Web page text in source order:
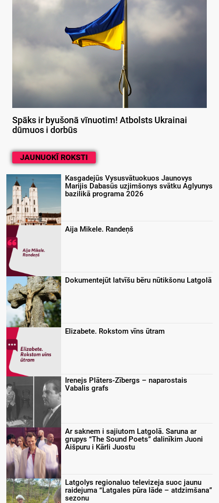
Spāks ir byušonā vīnuotim! Atbolsts Ukrainai
dūmuos i dorbūs
JAUNUOKĪ ROKSTI
Kasgadejūs Vysusvātuokuos Jaunovys
Marijis Dabasūs uzjimšonys svātku Aglyunys
bazilikā programa 2026
Aija Mikele. Randeņš
Dokumentejūt latvīšu bēru nūtikšonu Latgolā
Elizabete. Rokstom vīns ūtram
Irenejs Plāters-Zībergs – naparostais
Vabalis grafs
Ar saknem i sajiutom Latgolā. Saruna ar
grupys “The Sound Poets” dalinīkim Juoni
Aišpuru i Kārli Juostu
Latgolys regionaluo televizeja suoc jaunu
raidejuma “Latgales pūra lāde – atdzimšana”
sezonu